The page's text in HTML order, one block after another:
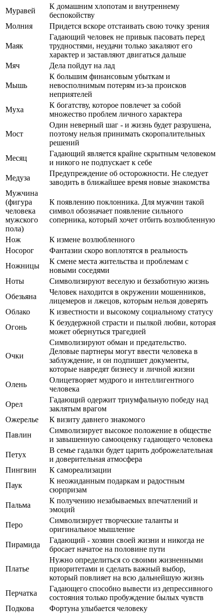
Муравей
К домашним хлопотам и внутреннему
беспокойству
Молния
Придется вскоре отстаивать свою точку зрения
Маяк
Гадающий человек не привык пасовать перед
трудностями, неудачи только закаляют его
характер и заставляют двигаться дальше
Мяч
Дела пойдут на лад
Мышь
К большим финансовым убыткам и
невосполнимым потерям из-за происков
неприятелей
Муха
К богатству, которое повлечет за собой
множество проблем личного характера
Мост
Один неверный шаг - и жизнь будет разрушена,
поэтому нельзя принимать скоропалительных
решений
Месяц
Гадающий является крайне скрытным человеком
и никого не подпускает к себе
Медуза
Предупреждение об осторожности. Не следует
заводить в ближайшее время новые знакомства
Мужчина
(фигура
человека
мужского
пола)
К появлению поклонника. Для мужчин такой
символ обозначает появление сильного
соперника, который хочет отбить возлюбленную
Нож
К измене возлюбленного
Носорог
Фантазии скоро воплотятся в реальность
Ножницы
К смене места жительства и проблемам с
новыми соседями
Ноты
Символизируют веселую и беззаботную жизнь
Обезьяна
Человек находится в окружении мошенников,
лицемеров и лжецов, которым нельзя доверять
Облако
К известности и высокому социальному статусу
Огонь
К безудержной страсти и пылкой любви, которая
может обернуться трагедией
Очки
Символизируют обман и предательство.
Деловые партнеры могут ввести человека в
заблуждение, и он подпишет документы,
которые навредят бизнесу и личной жизни
Олень
Олицетворяет мудрого и интеллигентного
человека
Орел
Гадающий одержит триумфальную победу над
заклятым врагом
Ожерелье
К визиту давнего знакомого
Павлин
Символизирует высокое положение в обществе
и завышенную самооценку гадающего человека
Петух
В семье гадалки будет царить доброжелательная
и доверительная атмосфера
Пингвин
К самореализации
Паук
К неожиданным подаркам и радостным
сюрпризам
Пальма
К получению незабываемых впечатлений и
эмоций
Перо
Символизирует творческие таланты и
оригинальное мышление
Пирамида
Гадающий - хозяин своей жизни и никогда не
бросает начатое на половине пути
Платье
Нужно определиться со своими жизненными
приоритетами и сделать важный выбор,
который повлияет на всю дальнейшую жизнь
Перчатка
Гадающего способно вывести из депрессивного
состояния только пробуждение былых чувств
Подкова
Фортуна улыбается человеку